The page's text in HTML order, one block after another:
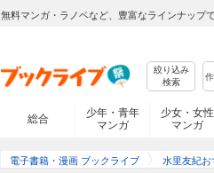
無料マンガ・ラノベなど、豊富なラインナップ
絞り込み
検索
総合
少年・青年
マンガ
少女・女性
マンガ
電子書籍・漫画 ブックライブ 水里友紀